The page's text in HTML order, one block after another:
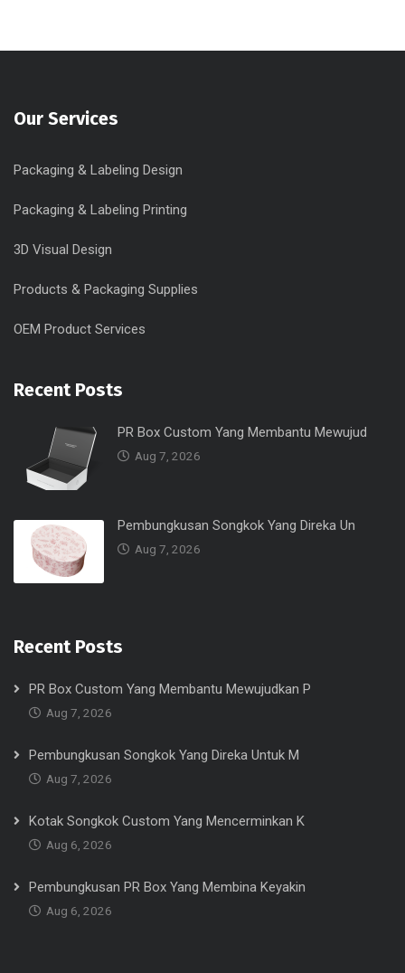
Our Services
Packaging & Labeling Design
Packaging & Labeling Printing
3D Visual Design
Products & Packaging Supplies
OEM Product Services
Recent Posts
PR Box Custom Yang Membantu Mewujud
Aug 7, 2026
Pembungkusan Songkok Yang Direka Un
Aug 7, 2026
Recent Posts
PR Box Custom Yang Membantu Mewujudkan P
Aug 7, 2026
Pembungkusan Songkok Yang Direka Untuk M
Aug 7, 2026
Kotak Songkok Custom Yang Mencerminkan K
Aug 6, 2026
Pembungkusan PR Box Yang Membina Keyakin
Aug 6, 2026